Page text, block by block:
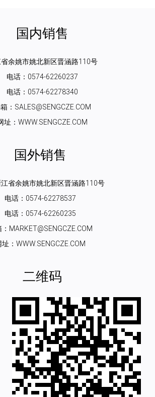
国内销售
余姚市姚北新区晋涵路110号
电话：0574-62260237
电话：0574-62278340
：SALES@SENGCZE.COM
址：WWW.SENGCZE.COM
国外销售
江省余姚市姚北新区晋涵路110号
电话：0574-62278537
电话：0574-62260235
：MARKET@SENGCZE.COM
址：WWW.SENGCZE.COM
二维码